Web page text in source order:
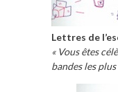
Lettres de
« Vous êtes
bandes les